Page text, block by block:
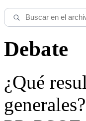
Debate
¿Qué
generales?